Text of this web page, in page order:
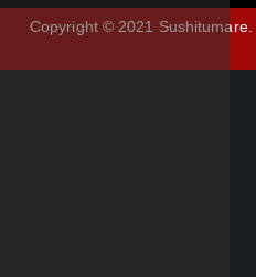
Copyright © 2021 Sushitumare.